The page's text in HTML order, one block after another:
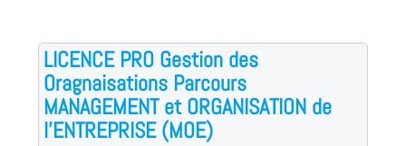
LICENCE PRO Gestion des
Oragnaisations Parcours
MANAGEMENT et ORGANISATION de
l'ENTREPRISE (MOE)